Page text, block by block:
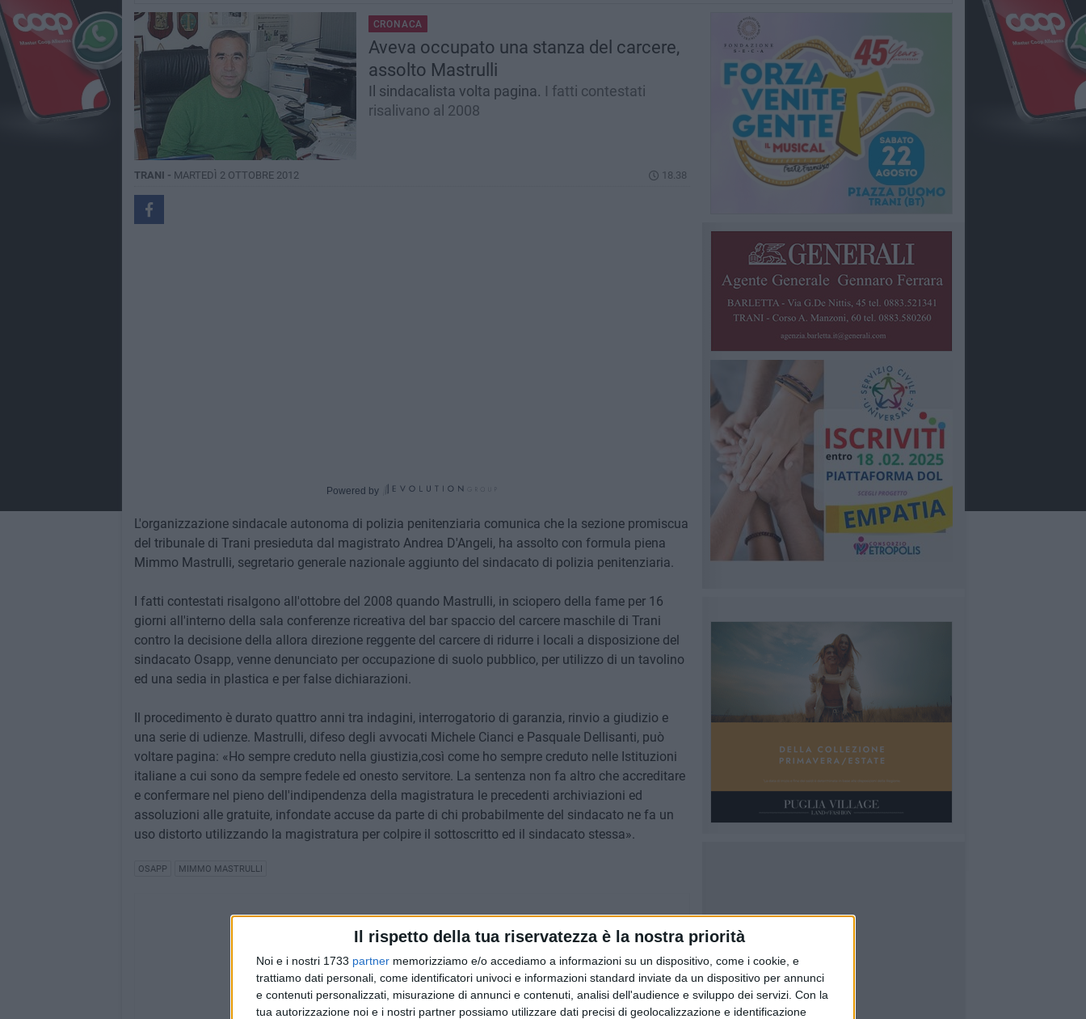
Il rispetto della tua riservatezza è la nostra priorità
Noi e i nostri 1733 partner memorizziamo e/o accediamo a informazioni su un dispositivo, come i cookie, e
trattiamo dati personali, come identificatori univoci e informazioni standard inviate da un dispositivo per annunci
e contenuti personalizzati, misurazione di annunci e contenuti, analisi dell'audience e sviluppo dei servizi. Con la
tua autorizzazione noi e i nostri partner possiamo utilizzare dati precisi di geolocalizzazione e identificazione
CRONACA
Aveva occupato una stanza del carcere,
assolto Mastrulli
Il sindacalista volta pagina. I fatti contestati
risalivano al 2008
TRANI - MARTEDÌ 2 OTTOBRE 2012 18.38
Powered by
L'organizzazione sindacale autonoma di polizia penitenziaria comunica che la sezione promiscua
del tribunale di Trani presieduta dal magistrato Andrea D'Angeli, ha assolto con formula piena
Mimmo Mastrulli, segretario generale nazionale aggiunto del sindacato di polizia penitenziaria.
I fatti contestati risalgono all'ottobre del 2008 quando Mastrulli, in sciopero della fame per 16
giorni all'interno della sala conferenze ricreativa del bar spaccio del carcere maschile di Trani
contro la decisione della allora direzione reggente del carcere di ridurre i locali a disposizione del
sindacato Osapp, venne denunciato per occupazione di suolo pubblico, per utilizzo di un tavolino
ed una sedia in plastica e per false dichiarazioni.
Il procedimento è durato quattro anni tra indagini, interrogatorio di garanzia, rinvio a giudizio e
una serie di udienze. Mastrulli, difeso degli avvocati Michele Cianci e Pasquale Dellisanti, può
voltare pagina: «Ho sempre creduto nella giustizia,così come ho sempre creduto nelle Istituzioni
italiane a cui sono da sempre fedele ed onesto servitore. La sentenza non fa altro che accreditare
e confermare nel pieno dell'indipendenza della magistratura le precedenti archiviazioni ed
assoluzioni alle gratuite, infondate accuse da parte di chi probabilmente del sindacato ne fa un
uso distorto utilizzando la magistratura per colpire il sottoscritto ed il sindacato stessa».
OSAPP MIMMO MASTRULLI